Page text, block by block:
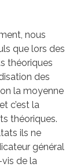
nous
que lors des
théoriques
des
la moyenne
c’est la
théoriques.
ils ne
général
de la